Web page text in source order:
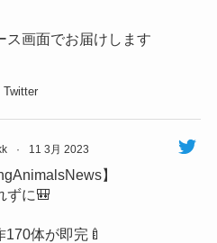
ス画面でお届けします
Twitter
· 11 3月 2023
】
ずに🎒
体が即完🍼